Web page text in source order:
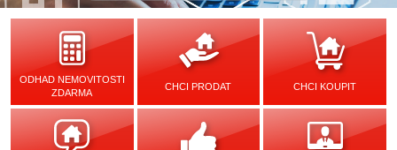
ODHAD NEMOVITOSTI
ZDARMA
CHCI PRODAT CHCI KOUPIT